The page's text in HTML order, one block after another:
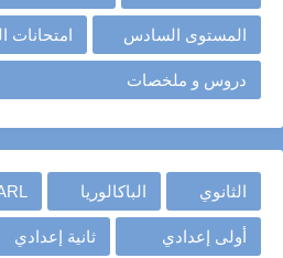
المستوى السادس امتحانات
دروس و ملخصات
الثانوي الباكالوريا
أولى إعدادي ثانية إعدادي